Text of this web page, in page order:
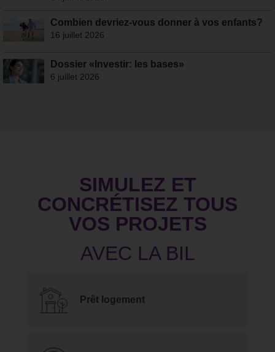
Combien devriez-vous donner à vos enfants?
16 juillet 2026
Dossier «Investir: les bases»
6 juillet 2026
SIMULEZ ET
CONCRÉTISEZ TOUS
VOS PROJETS
Prêt logement